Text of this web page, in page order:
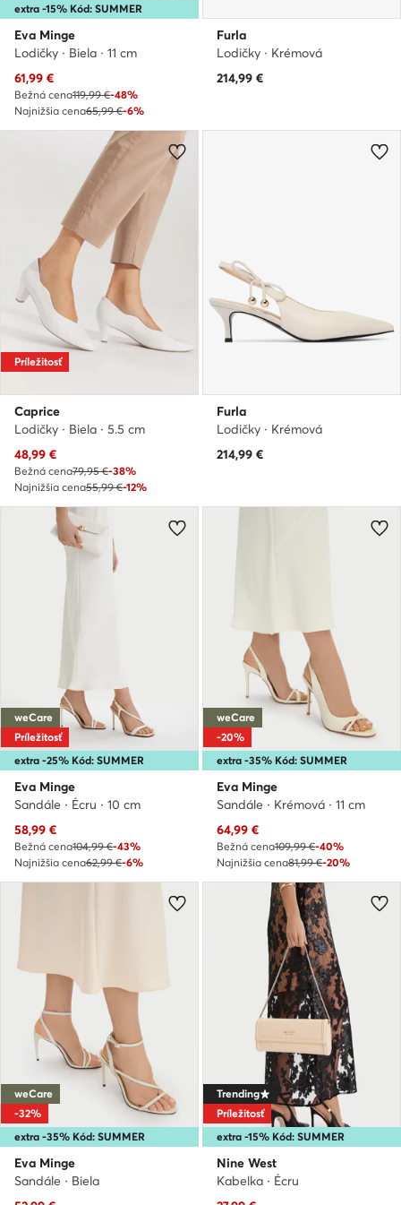
extra -15% Kód: SUMMER
Eva Minge
Lodičky · Biela · 11 cm
Aktuálna cena
61,99 €
Bežná cena119,99 €-48%
Najnižšia cena65,99 €-6%
Furla
Lodičky · Krémová
214,99 €
Príležitosť
Caprice
Lodičky · Biela · 5.5 cm
Aktuálna cena
48,99 €
Bežná cena79,95 €-38%
Najnižšia cena55,99 €-12%
Furla
Lodičky · Krémová
214,99 €
extra -25% Kód: SUMMER
weCare
Príležitosť
Eva Minge
Sandále · Écru · 10 cm
Aktuálna cena
58,99 €
Bežná cena104,99 €-43%
Najnižšia cena62,99 €-6%
extra -35% Kód: SUMMER
weCare
-20%
Eva Minge
Sandále · Krémová · 11 cm
Aktuálna cena
64,99 €
Bežná cena109,99 €-40%
Najnižšia cena81,99 €-20%
extra -35% Kód: SUMMER
weCare
-32%
Eva Minge
Sandále · Biela
extra -15% Kód: SUMMER
Trending
Príležitosť
Nine West
Kabelka · Écru